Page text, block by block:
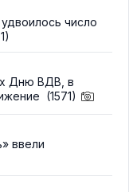
число
Дню ВДВ, в
(1571)
ввели